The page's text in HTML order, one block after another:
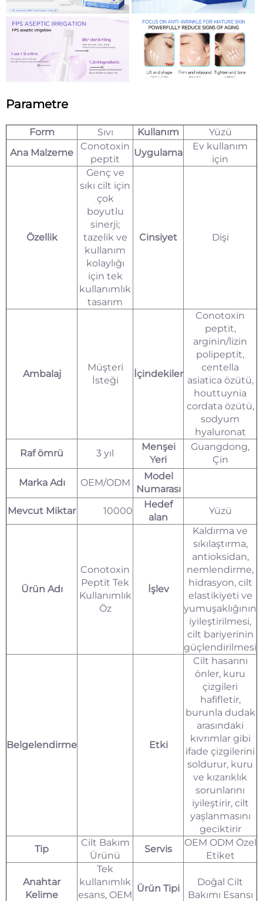
Parametre
Form Sıvı Kullanım
Yüzü
Ana Malzeme
Conotoxin
peptit
Uygulama
Ev kullanım
için
Özellik
Genç ve
sıkı cilt için
çok
boyutlu
sinerji;
tazelik ve
kullanım
kolaylığı
için tek
kullanımlık
tasarım
Cinsiyet Dişi
Ambalaj
Müşteri
İsteği
İçindekiler
Conotoxin
peptit,
arginin/lizin
polipeptit,
centella
asiatica özütü,
houttuynia
cordata özütü,
sodyum
hyaluronat
Raf ömrü
3 yıl
Menşei
Yeri
Guangdong,
Çin
Marka Adı OEM/ODM
Model
Numarası
Mevcut Miktar
10000
Hedef
alan
Yüzü
Ürün Adı
Conotoxin
Peptit Tek
Kullanımlık
Öz
İşlev
Kaldırma ve
sıkılaştırma,
antioksidan,
nemlendirme,
hidrasyon, cilt
elastikiyeti ve
yumuşaklığının
iyileştirilmesi,
cilt bariyerinin
güçlendirilmesi
Belgelendirme Etki
Cilt hasarını
önler, kuru
çizgileri
hafifletir,
burunla dudak
arasındaki
kıvrımlar gibi
ifade çizgilerini
soldurur, kuru
ve kızarıklık
sorunlarını
iyileştirir, cilt
yaşlanmasını
geciktirir
Tip
Cilt Bakım
Ürünü
Servis
OEM ODM Özel
Etiket
Anahtar
Kelime
Tek
kullanımlık
esans, OEM
Ürün Tipi
Doğal Cilt
Bakımı Esansı